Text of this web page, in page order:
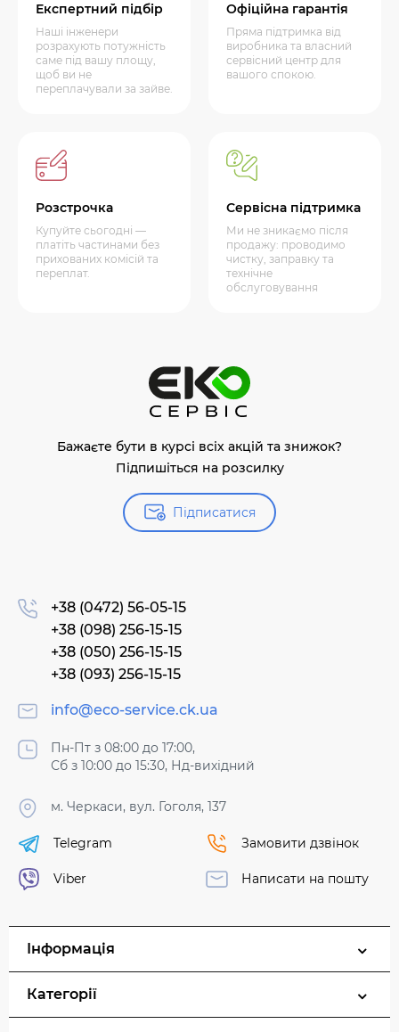
Експертний підбір
Наші інженери
розрахують потужність
саме під вашу площу,
щоб ви не
переплачували за зайве.
Офіційна гарантія
Пряма підтримка від
виробника та власний
сервісний центр для
вашого спокою.
Розстрочка
Купуйте сьогодні —
платіть частинами без
прихованих комісій та
переплат.
Сервісна підтримка
Ми не зникаємо після
продажу: проводимо
чистку, заправку та
технічне
обслуговування
Бажаєте бути в курсі всіх акцій та знижок?
Підпишіться на розсилку
Підписатися
+38 (0472) 56-05-15
+38 (098) 256-15-15
+38 (050) 256-15-15
+38 (093) 256-15-15
info@eco-service.ck.ua
Пн-Пт з 08:00 до 17:00,
Сб з 10:00 до 15:30, Нд-вихідний
м. Черкаси, вул. Гоголя, 137
Telegram
Viber
Замовити дзвінок
Написати на пошту
Інформація
Категорії